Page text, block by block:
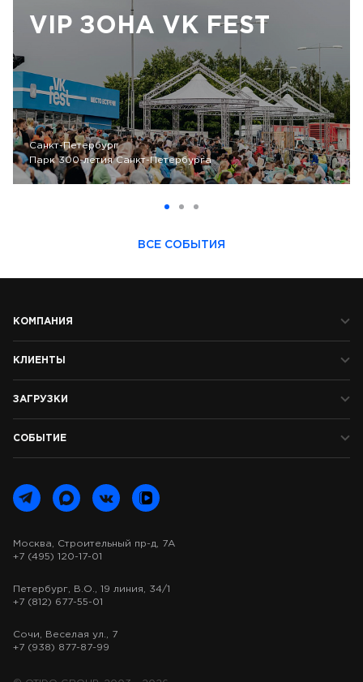
VIP ЗОНА VK FEST
Санкт-Петербург
Парк 300-летия Санкт-Петербурга
ВСЕ СОБЫТИЯ
Москва, Строительный пр-д, 7А
+7 (495) 120-17-01
Петербург, В.О., 19 линия, 34/1
+7 (812) 677-55-01
Сочи, Веселая ул., 7
+7 (938) 877-87-99
КОМПАНИЯ
КЛИЕНТЫ
ЗАГРУЗКИ
СОБЫТИЕ